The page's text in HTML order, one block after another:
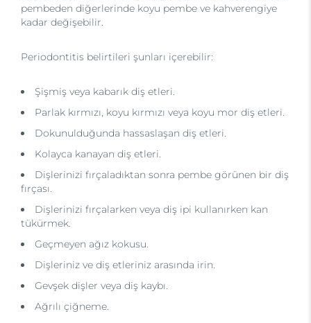
pembeden diğerlerinde koyu pembe ve kahverengiye
kadar değişebilir.
Periodontitis belirtileri şunları içerebilir:
Şişmiş veya kabarık diş etleri.
Parlak kırmızı, koyu kırmızı veya koyu mor diş etleri.
Dokunulduğunda hassaslaşan diş etleri.
Kolayca kanayan diş etleri.
Dişlerinizi fırçaladıktan sonra pembe görünen bir diş
fırçası.
Dişlerinizi fırçalarken veya diş ipi kullanırken kan
tükürmek.
Geçmeyen ağız kokusu.
Dişleriniz ve diş etleriniz arasında irin.
Gevşek dişler veya diş kaybı.
Ağrılı çiğneme.